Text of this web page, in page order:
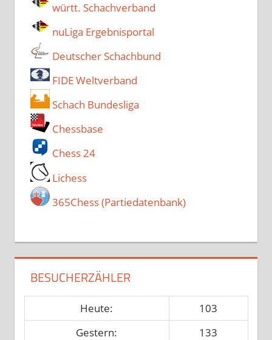
württ. Schachverband
nuLiga Ergebnisportal
Deutscher Schachbund
FIDE Weltverband
Schach Bundesliga
Chessbase
Chess 24
Lichess
365Chess (Partiedatenbank)
BESUCHERZÄHLER
Heute:
103
Gestern:
133